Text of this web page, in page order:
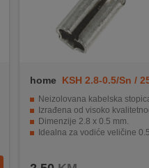
home KSH 2.8-0.5/Sn /
Neizolovana kabelska stopica za
Izrađena od visoko
Dimenzije 2.8 x 0.5 mm.
Idealna za vodiće veličine